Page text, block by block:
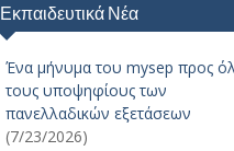
Εκπαιδευτικά Νέα
Ένα μήνυμα του mysep προς
τους υποψηφίους των
πανελλαδικών εξετάσεων
(7/23/2026)